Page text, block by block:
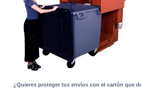
¿Quieres proteger tus envíos con el cartón que